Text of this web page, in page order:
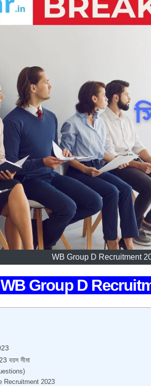
WB Group D Recruitment
WB Group D
বয়স সীমা
Recruitment 2023